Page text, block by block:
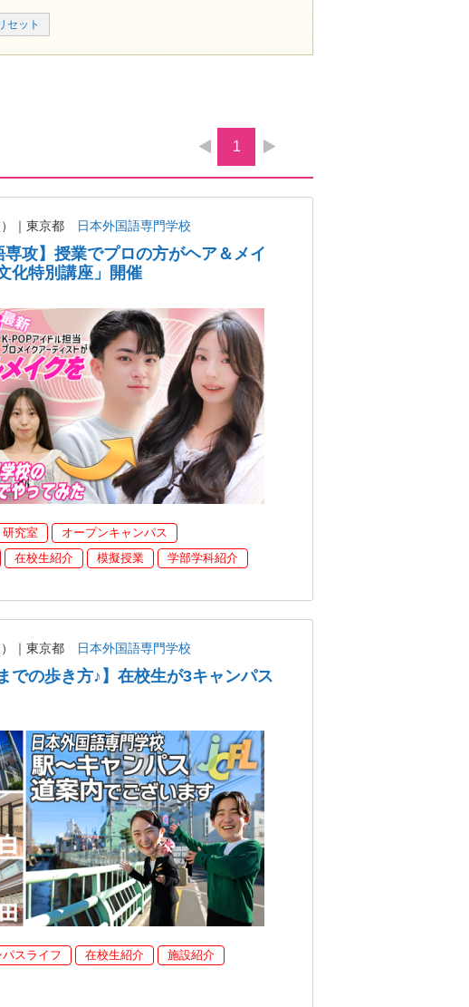
1
｜東京都 日本外国語専門学校
専攻】授業でプロの方がヘア＆メイ
化特別講座」開催
研究室
オープンキャンパス
在校生紹介 模擬授業 学部学科紹介
｜東京都 日本外国語専門学校
での歩き方♪】在校生が3キャンパス
パスライフ 在校生紹介
施設紹介